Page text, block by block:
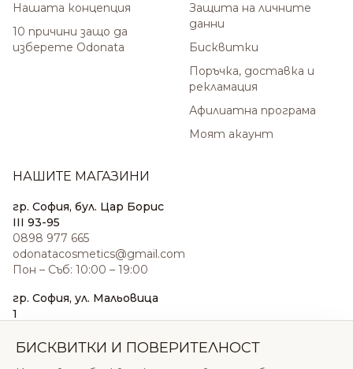
Нашата концепция
10 причини защо да
изберете Odonata
Защита на личните
данни
Бисквитки
Поръчка, доставка и
рекламация
Афилиатна програма
Моят акаунт
НАШИТЕ МАГАЗИНИ
гр. София, бул. Цар Борис
III 93-95
0898 977 665
odonatacosmetics@gmail.com
Пон – Съб: 10:00 – 19:00
гр. София, ул. Мальовица
1
sales@odonatacosmetics.com
БИСКВИТКИ И ПОВЕРИТЕЛНОСТ